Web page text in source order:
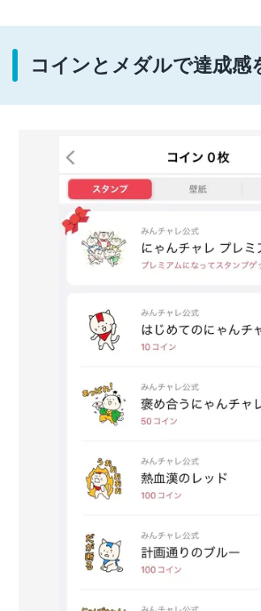
コインとメダルで達成感